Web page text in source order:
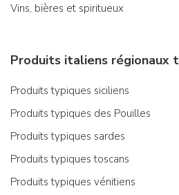
Vins, bières et spiritueux
Produits italiens régionaux
Produits typiques siciliens
Produits typiques des Pouilles
Produits typiques sardes
Produits typiques toscans
Produits typiques vénitiens